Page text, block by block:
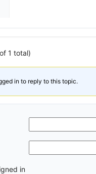
1 total)
in to reply to this topic.
in